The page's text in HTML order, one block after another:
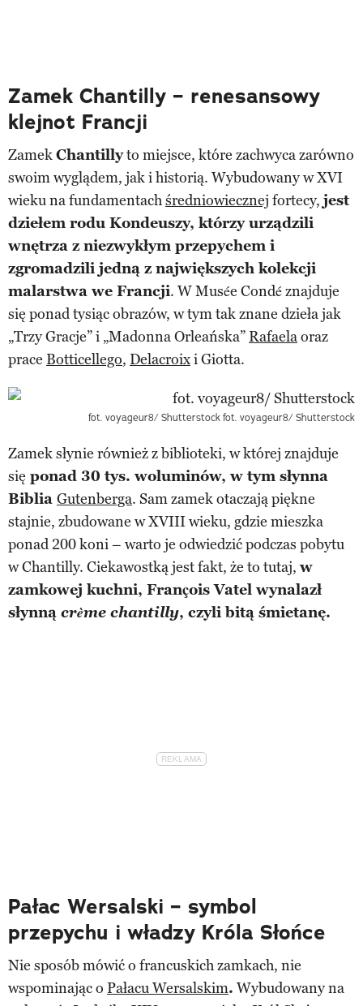
Zamek Chantilly – renesansowy
klejnot Francji
ZamekChantillyto miejsce, które zachwyca zarówno
swoim wyglądem, jak i historią. Wybudowany w XVI
wieku na fundamentachśredniowiecznej fortecy, jest
dziełem rodu Kondeuszy, którzy urządzili
wnętrza z niezwykłym przepychem i
zgromadzili jedną z największych kolekcji
malarstwa we Francji. W Musée Condé znajduje
się ponad tysiąc obrazów, w tym tak znane dzieła jak
„Trzy Gracje” i „Madonna Orleańska” Rafaelaoraz
prace Botticellego, Delacroixi Giotta.
fot. voyageur8/ Shutterstock fot. voyageur8/ Shutterstock
Zamek słynie również z biblioteki, w której znajduje
się ponad 30 tys. woluminów, w tym słynna
Biblia Gutenberga. Sam zamek otaczają piękne
stajnie, zbudowane w XVIII wieku, gdzie mieszka
ponad 200 koni – warto je odwiedzić podczas pobytu
w Chantilly. Ciekawostką jest fakt, że to tutaj, w
zamkowej kuchni, François Vatel wynalazł
słynną crème chantilly, czyli bitą śmietanę.
Pałac Wersalski – symbol
przepychu i władzy Króla Słońce
Nie sposób mówić o francuskich zamkach, nie
wspominając o Pałacu Wersalskim. Wybudowany na